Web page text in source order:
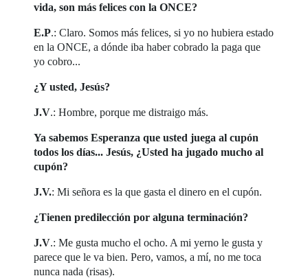
vida, son más felices con la ONCE?
E.P.: Claro. Somos más felices, si yo no hubiera estado
en la ONCE, a dónde iba haber cobrado la paga que
yo cobro...
¿Y usted, Jesús?
J.V.: Hombre, porque me distraigo más.
Ya sabemos Esperanza que usted juega al cupón
todos los días... Jesús, ¿Usted ha jugado mucho al
cupón?
J.V.: Mi señora es la que gasta el dinero en el cupón.
¿Tienen predilección por alguna terminación?
J.V.: Me gusta mucho el ocho. A mi yerno le gusta y
parece que le va bien. Pero, vamos, a mí, no me toca
nunca nada (risas).